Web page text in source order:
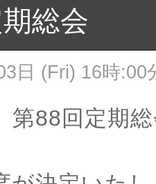
総会
日 (Fri) 16時:00
第88回定期